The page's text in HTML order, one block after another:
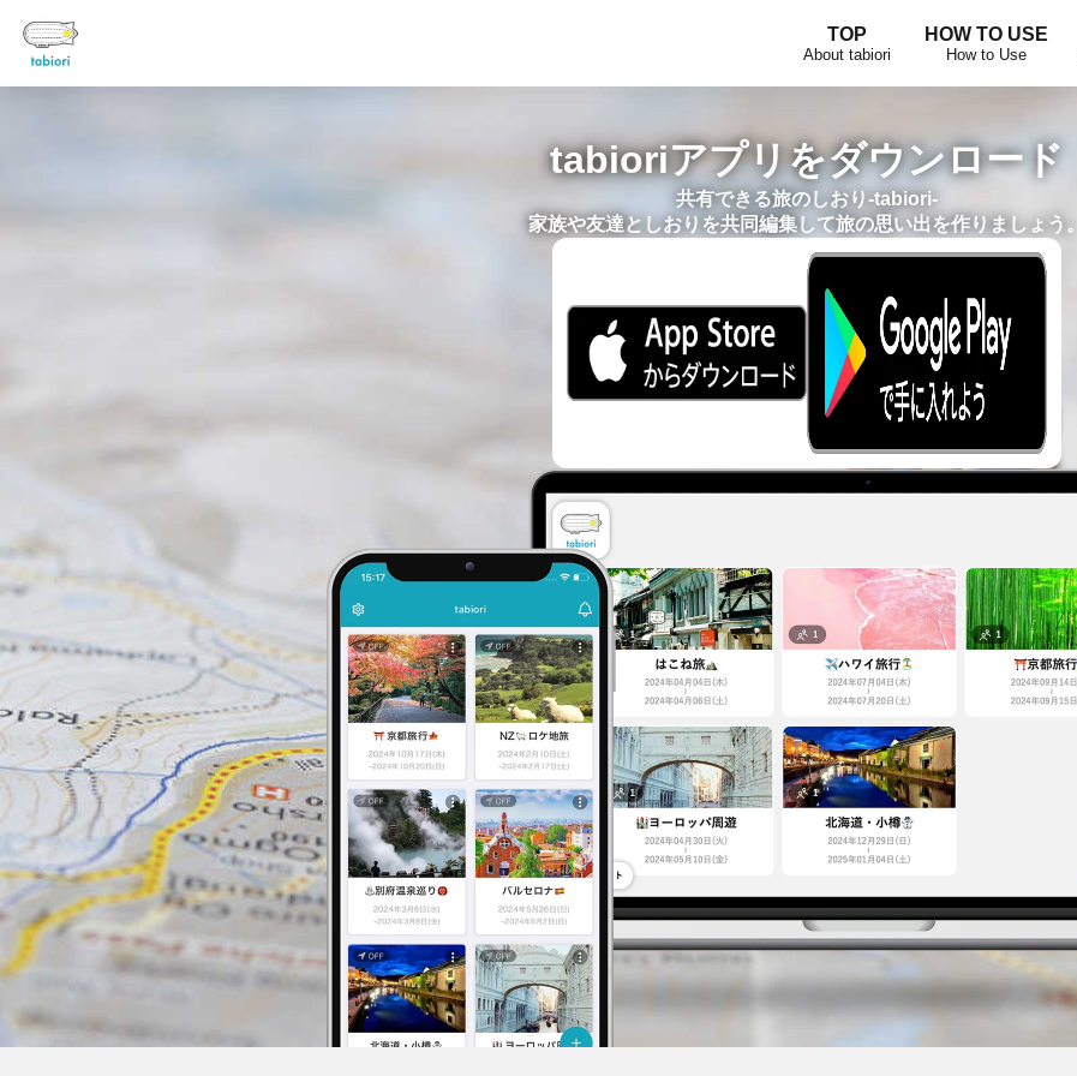
TOP
About tabiori
HOW TO USE
How to Use
tabioriアプリをダウンロード
共有できる旅のしおり-tabiori-
家族や友達としおりを共同編集して旅の思い出を作りましょう。